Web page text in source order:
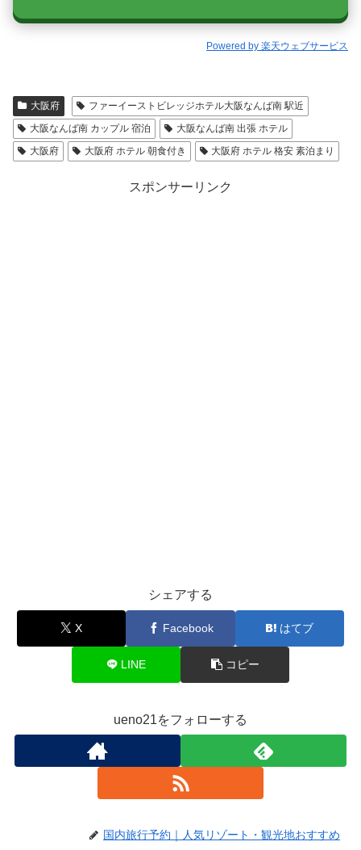
Powered by 楽天ウェブサービス
大阪府
ファーイーストビレッジホテル大阪なんば南 駅近
大阪なんば南 カップル 宿泊
大阪なんば南 出張 ホテル
大阪府
大阪府 ホテル 朝食付き 大阪府 ホテル 格安 素泊まり
スポンサーリンク
シェアする
X Facebook はてブ
LINE コピー
ueno21をフォローする
国内旅行予約｜人気リゾート・観光地おすすめ